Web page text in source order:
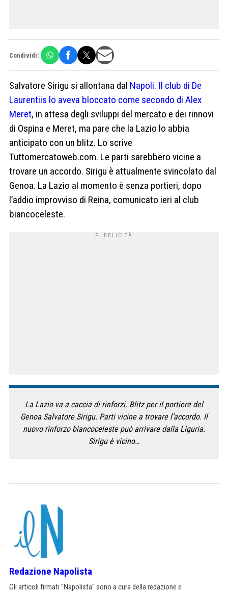
Condividi:
Salvatore Sirigu si allontana dal Napoli. Il club di De
Laurentiis lo aveva bloccato come secondo di Alex
Meret, in attesa degli sviluppi del mercato e dei rinnovi
di Ospina e Meret, ma pare che la Lazio lo abbia
anticipato con un blitz. Lo scrive
Tuttomercatoweb.com. Le parti sarebbero vicine a
trovare un accordo. Sirigu è attualmente svincolato dal
Genoa. La Lazio al momento è senza portieri, dopo
l’addio improvviso di Reina, comunicato ieri al club
biancoceleste.
La Lazio va a caccia di rinforzi. Blitz per il portiere del
Genoa Salvatore Sirigu. Parti vicine a trovare l’accordo. Il
nuovo rinforzo biancoceleste può arrivare dalla Liguria.
Sirigu è vicino…
Redazione Napolista
Gli articoli firmati "Napolista" sono a cura della redazione e